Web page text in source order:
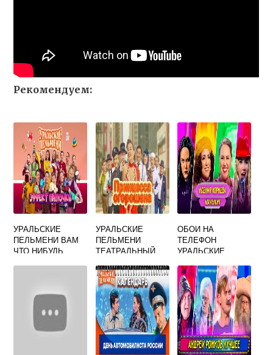
Рекомендуем:
УРАЛЬСКИЕ
ПЕЛЬМЕНИ ВАМ
ЧТО НИБУДЬ
УРАЛЬСКИЕ
ПЕЛЬМЕНИ
ТЕАТРАЛЬНЫЙ
ОБОИ НА
ТЕЛЕФОН
УРАЛЬСКИЕ